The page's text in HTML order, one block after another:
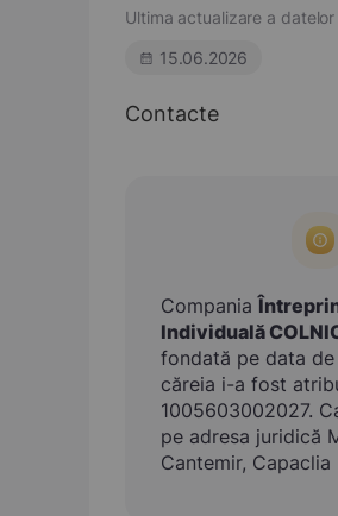
Ultima actualizare a
15.06.2026
Contacte
Compania
Individuală
fondată pe data
căreia i-a fost
1005603002027.
pe adresa juridică
Cantemir, Capaclia